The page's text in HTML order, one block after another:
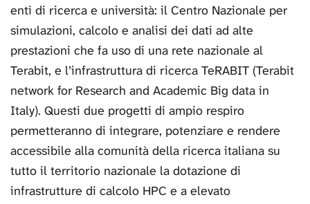
enti di ricerca e università: il Centro Nazionale per
simulazioni, calcolo e analisi dei dati ad alte
prestazioni che fa uso di una rete nazionale al
Terabit, e l’infrastruttura di ricerca TeRABIT (Terabit
network for Research and Academic Big data in
Italy). Questi due progetti di ampio respiro
permetteranno di integrare, potenziare e rendere
accessibile alla comunità della ricerca italiana su
tutto il territorio nazionale la dotazione di
infrastrutture di calcolo HPC e a elevato